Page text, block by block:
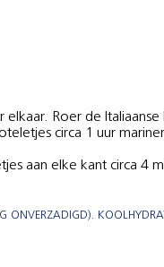
Roer de
circa 1 uur
aan elke kant circa 4
ONVERZADIGD).